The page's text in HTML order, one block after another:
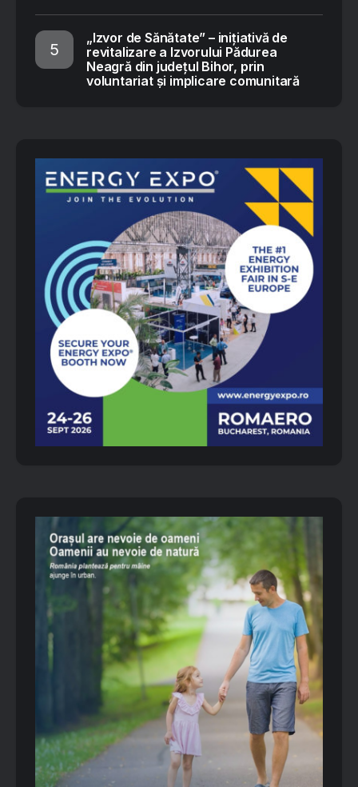
„Izvor de Sănătate” – inițiativă de
revitalizare a Izvorului Pădurea
Neagră din județul Bihor, prin
voluntariat și implicare comunitară